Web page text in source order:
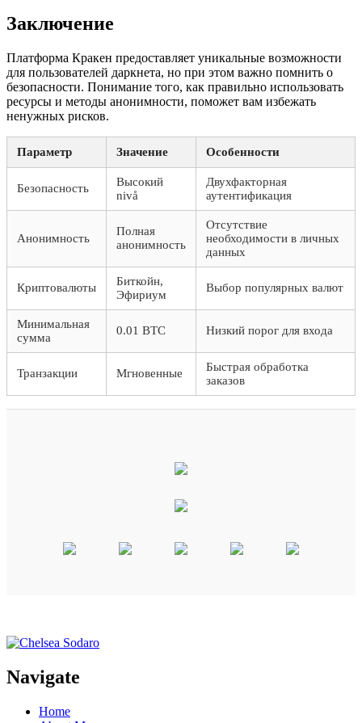
Заключение
Платформа Кракен предоставляет уникальные возможности
для пользователей даркнета, но при этом важно помнить о
безопасности. Понимание того, как правильно использовать
ресурсы и методы анонимности, поможет вам избежать
ненужных рисков.
Параметр Значение Особенности
Безопасность
Высокий
nivå
Двухфакторная
аутентификация
Анонимность
Полная
анонимность
Отсутствие
необходимости в личных
данных
Криптовалюты
Биткойн,
Эфириум
Выбор популярных валют
Минимальная
сумма
0.01 BTC Низкий порог для входа
Транзакции Мгновенные
Быстрая обработка
заказов
Navigate
Home